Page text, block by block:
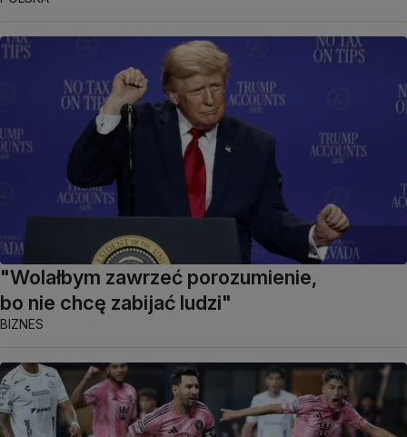
"Wolałbym zawrzeć porozumienie,
bo nie chcę zabijać ludzi"
BIZNES